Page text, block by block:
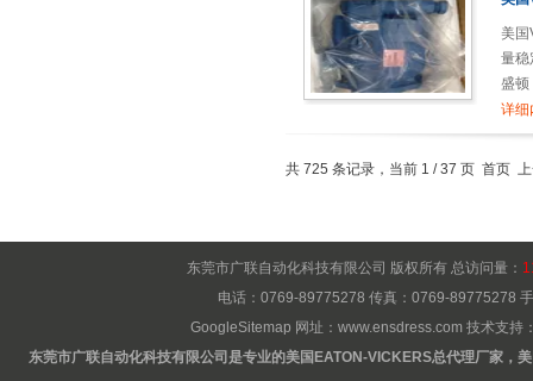
美国
量稳
盛顿
详细
共 725 条记录，当前 1 / 37 页 首页
东莞市广联自动化科技有限公司 版权所有 总访问量：
电话：0769-89775278 传真：0769-89775278
GoogleSitemap 网址： www.ensdress.com 技术支持
东莞市广联自动化科技有限公司是专业的美国EATON-VICKERS总代理厂家，